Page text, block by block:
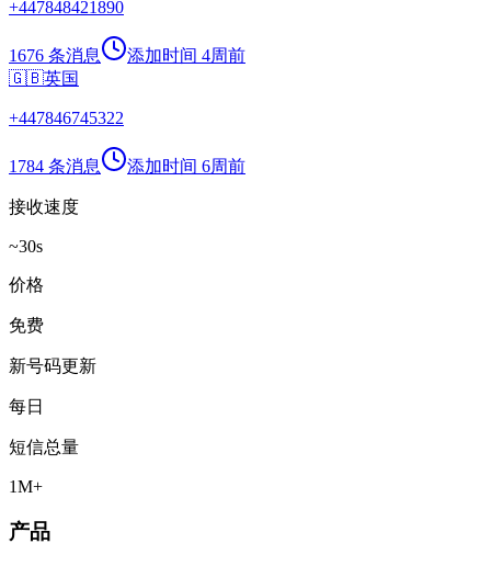
+447848421890
1676 条消息 添加时间 4周前
🇬🇧英国
+447846745322
1784 条消息 添加时间 6周前
接收速度
~30s
价格
免费
新号码更新
每日
短信总量
1M+
产品